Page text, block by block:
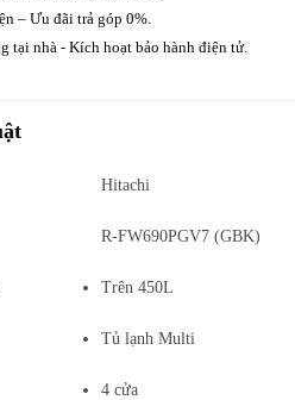
– Ưu đãi trả góp 0%.
tại nhà - Kích hoạt bảo hành điện tử.
Hitachi
R-FW690PGV7 (GBK)
Trên 450L
Tủ lạnh Multi
4 cửa